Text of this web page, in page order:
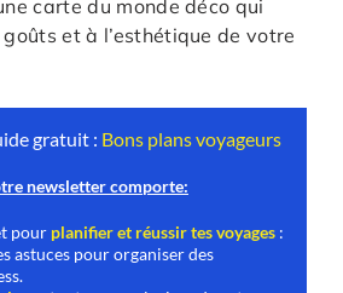
carte du monde déco qui
et à l’esthétique de votre